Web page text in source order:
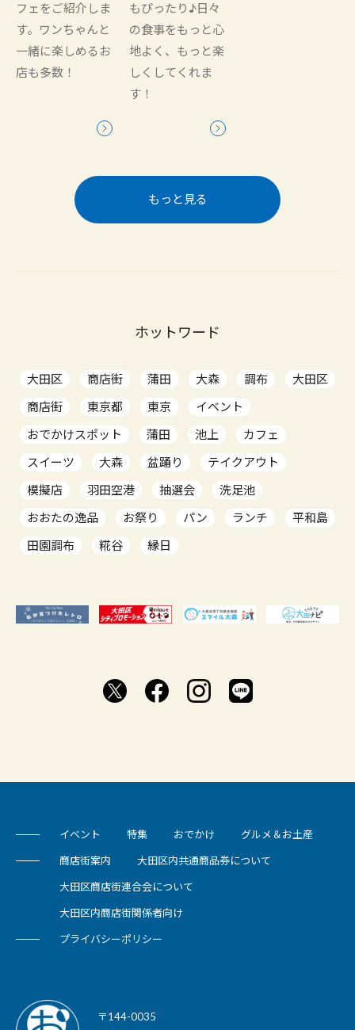
フェをご紹介しま
す。ワンちゃんと
一緒に楽しめるお
店も多数！
もぴったり♪日々
の食事をもっと心
地よく、もっと楽
しくしてくれま
す！
もっと見る
ホットワード
大田区 商店街 蒲田 大森 調布
大田区
商店街
東京都 東京
イベント
おでかけスポット
蒲田 池上
カフェ
スイーツ
大森 盆踊り
テイクアウト
模擬店
羽田空港 抽選会
洗足池
おおたの逸品
お祭り パン ランチ
平和島
田園調布
糀谷 縁日
イベント 特集 おでかけ グルメ＆お土産
商店街案内 大田区内共通商品券について
大田区商店街連合会について
大田区内商店街関係者向け
プライバシーポリシー
〒144-0035